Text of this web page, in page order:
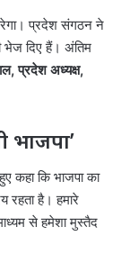
प्रदेश संगठन ने
भेज दिए हैं। अंतिम
प्रदेश अध्यक्ष,
भाजपा’
कहा कि भाजपा का
है। हमारे
से हमेशा मुस्तैद